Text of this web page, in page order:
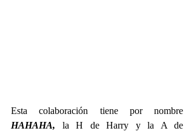
HAHAHA, la H de Harry y la A de